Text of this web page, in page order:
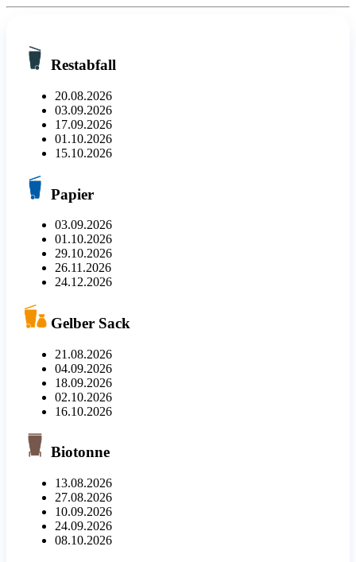
Restabfall
20.08.2026
03.09.2026
17.09.2026
01.10.2026
15.10.2026
Papier
03.09.2026
01.10.2026
29.10.2026
26.11.2026
24.12.2026
Gelber Sack
21.08.2026
04.09.2026
18.09.2026
02.10.2026
16.10.2026
Biotonne
13.08.2026
27.08.2026
10.09.2026
24.09.2026
08.10.2026